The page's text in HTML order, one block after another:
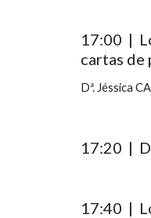
17:00  |
cartas de
Dª. Jéssica
17:20  |
17:40  |